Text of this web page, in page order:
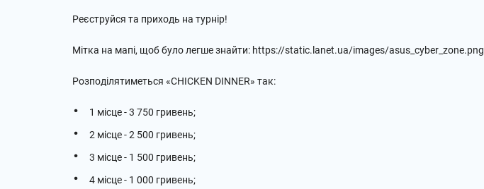
Реєструйся та приходь на турнір!
Мітка на мапі, щоб було легше знайти: https://static.lanet.ua/images/asus_cyber_zone.png
Розподілятиметься «CHIСKEN DINNER» так:
1 місце - 3 750 гривень;
2 місце - 2 500 гривень;
3 місце - 1 500 гривень;
4 місце - 1 000 гривень;